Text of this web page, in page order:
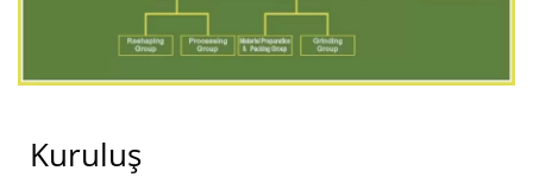
Kuruluş